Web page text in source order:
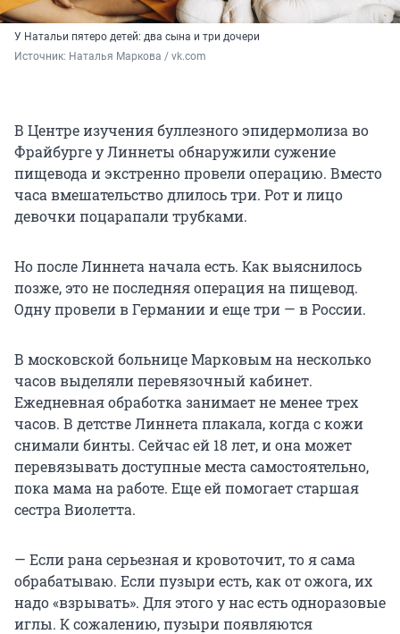
У Натальи пятеро детей: два сына и три дочери
Источник: Наталья Маркова / vk.com
В Центре изучения буллезного эпидермолиза во
Фрайбурге у Линнеты обнаружили сужение
пищевода и экстренно провели операцию. Вместо
часа вмешательство длилось три. Рот и лицо
девочки поцарапали трубками.
Но после Линнета начала есть. Как выяснилось
позже, это не последняя операция на пищевод.
Одну провели в Германии и еще три — в России.
В московской больнице Марковым на несколько
часов выделяли перевязочный кабинет.
Ежедневная обработка занимает не менее трех
часов. В детстве Линнета плакала, когда с кожи
снимали бинты. Сейчас ей 18 лет, и она может
перевязывать доступные места самостоятельно,
пока мама на работе. Еще ей помогает старшая
сестра Виолетта.
— Если рана серьезная и кровоточит, то я сама
обрабатываю. Если пузыри есть, как от ожога, их
надо «взрывать». Для этого у нас есть одноразовые
иглы. К сожалению, пузыри появляются